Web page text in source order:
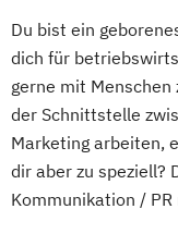
Du bist ein
dich für
gerne mit
der Schnittstelle
Marketing arbeiten,
dir aber zu speziell?
Kommunikation / PR